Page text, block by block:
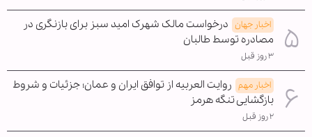
اخبار جهان درخواست مالک شهرک امید سبز برای بازنگری در
مصادره توسط طالبان
۳ روز قبل
اخبار مهم روایت العربیه از توافق ایران و عمان؛ جزئیات و شروط
بازگشایی تنگه هرمز
۲ روز قبل